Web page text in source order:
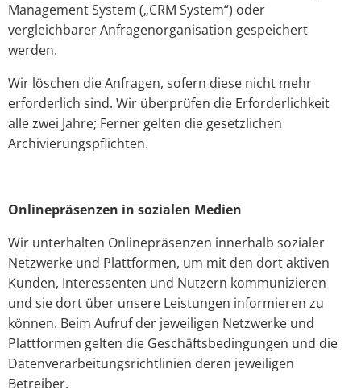
Management System („CRM System“) oder
vergleichbarer Anfragenorganisation gespeichert
werden.
Wir löschen die Anfragen, sofern diese nicht mehr
erforderlich sind. Wir überprüfen die Erforderlichkeit
alle zwei Jahre; Ferner gelten die gesetzlichen
Archivierungspflichten.
Onlinepräsenzen in sozialen Medien
Wir unterhalten Onlinepräsenzen innerhalb sozialer
Netzwerke und Plattformen, um mit den dort aktiven
Kunden, Interessenten und Nutzern kommunizieren
und sie dort über unsere Leistungen informieren zu
können. Beim Aufruf der jeweiligen Netzwerke und
Plattformen gelten die Geschäftsbedingungen und die
Datenverarbeitungsrichtlinien deren jeweiligen
Betreiber.